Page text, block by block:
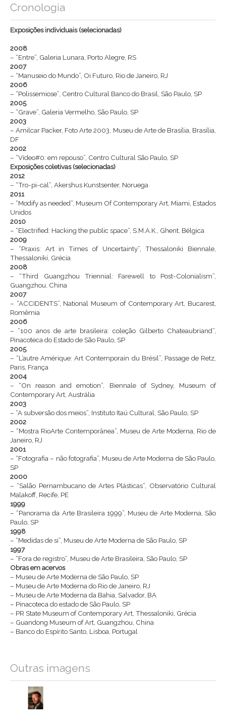
Cronologia
Exposições individuais (selecionadas)
2008
– “Entre”, Galeria Lunara, Porto Alegre, RS
2007
– “Manuseio do Mundo”, Oi Futuro, Rio de Janeiro, RJ
2006
– “Polissemiose”, Centro Cultural Banco do Brasil, São Paulo, SP
2005
– “Grave”, Galeria Vermelho, São Paulo, SP
2003
– Amilcar Packer, Foto Arte 2003, Museu de Arte de Brasília, Brasília,
DF
2002
– “Vídeo#0: em repouso”, Centro Cultural São Paulo, SP
Exposições coletivas (selecionadas)
2012
– “Tro-pi-cal”, Akershus Kunstsenter, Noruega
2011
– “Modify as needed”, Museum Of Contemporary Art, Miami, Estados
Unidos
2010
– “Electrified: Hacking the public space”, S.M.A.K., Ghent, Bélgica
2009
– “Praxis: Art in Times of Uncertainty”, Thessaloniki Biennale,
Thessaloniki, Grécia
2008
– “Third Guangzhou Triennial: Farewell to Post-Colonialism”,
Guangzhou, China
2007
– “ACCIDENTS”, National Museum of Contemporary Art, Bucarest,
Romêmia
2006
– “100 anos de arte brasileira: coleção Gilberto Chateaubriand”,
Pinacoteca do Estado de São Paulo, SP
2005
– “L’autre Amérique: Art Contemporain du Brésil”, Passage de Retz,
Paris, França
2004
– “On reason and emotion”, Biennale of Sydney, Museum of
Contemporary Art, Austrália
2003
– “A subversão dos meios”, Instituto Itaú Cultural, São Paulo, SP
2002
– “Mostra RioArte Contemporânea”, Museu de Arte Moderna, Rio de
Janeiro, RJ
2001
– “Fotografia – não fotografia”, Museu de Arte Moderna de São Paulo,
SP
2000
– “Salão Pernambucano de Artes Plásticas”, Observatório Cultural
Malakoff, Recife, PE
1999
– “Panorama da Arte Brasileira 1999”, Museu de Arte Moderna, São
Paulo, SP
1998
– “Medidas de si”, Museu de Arte Moderna de São Paulo, SP
1997
– “Fora de registro”, Museu de Arte Brasileira, São Paulo, SP
Obras em acervos
– Museu de Arte Moderna de São Paulo, SP
– Museu de Arte Moderna do Rio de Janeiro, RJ
– Museu de Arte Moderna da Bahia, Salvador, BA
– Pinacoteca do estado de São Paulo, SP
– PR State Museum of Contemporary Art, Thessaloniki, Grécia
– Guandong Museum of Art, Guangzhou, China
– Banco do Espírito Santo, Lisboa, Portugal
Outras imagens